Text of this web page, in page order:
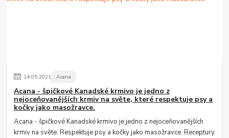
14.05.2021 Acana
Acana - špičkové Kanadské krmivo je jedno z
nejoceňovanějších krmiv na světe, které respektuje psy a
kočky jako masožravce.
Acana - špičkové Kanadské krmivo je jedno z nejoceňovanějších
krmiv na světe. Respektuje psy a kočky jako masožravce. Receptury